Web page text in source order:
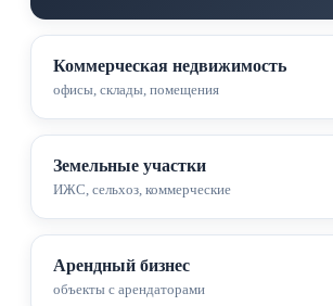
Коммерческая недвижимость
офисы, склады, помещения
Земельные участки
ИЖС, сельхоз, коммерческие
Арендный бизнес
объекты с арендаторами